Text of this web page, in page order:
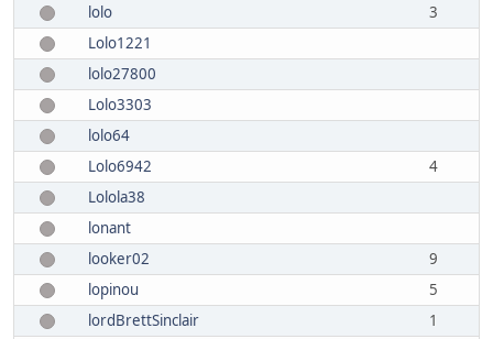
lolo
3
Lolo1221
lolo27800
Lolo3303
lolo64
Lolo6942
4
Lolola38
lonant
looker02
9
lopinou
5
lordBrettSinclair
1